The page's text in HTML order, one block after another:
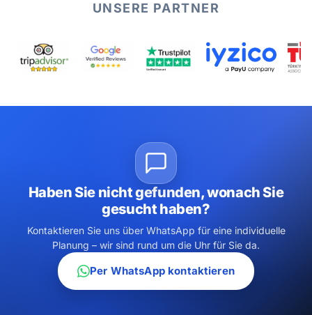
UNSERE PARTNER
Haben Sie nicht gefunden, wonach Sie
gesucht haben?
Kontaktieren Sie uns über WhatsApp für eine individuelle
Planung – wir sind rund um die Uhr für Sie da.
Per WhatsApp kontaktieren